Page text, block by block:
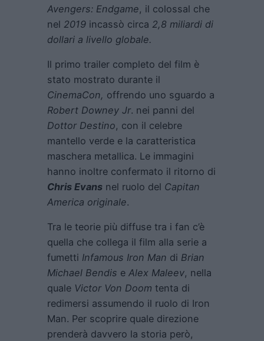
Avengers: Endgame, il colossal che
nel 2019 incassò circa 2,8 miliardi di
dollari a livello globale.
Il primo trailer completo del film è
stato mostrato durante il
CinemaCon, offrendo uno sguardo a
Robert Downey Jr. nei panni del
Dottor Destino, con il celebre
mantello verde e la caratteristica
maschera metallica. Le immagini
hanno inoltre confermato il ritorno di
Chris Evans nel ruolo del Capitan
America originale.
Tra le teorie più diffuse tra i fan c’è
quella che collega il film alla serie a
fumetti Infamous Iron Man di Brian
Michael Bendis e Alex Maleev, nella
quale Victor Von Doom tenta di
redimersi assumendo il ruolo di Iron
Man. Per scoprire quale direzione
prenderà davvero la storia però,